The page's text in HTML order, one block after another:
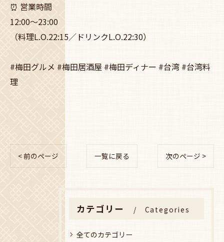
⏰ 営業時間
12:00〜23:00
（料理L.O.22:15／ドリンクL.O.22:30）
#梅田グルメ #梅田居酒屋 #梅田ディナー #台湾 #台湾料
理
< 前のページ 一覧に戻る 次のページ >
カテゴリー Categories
全てのカテゴリー